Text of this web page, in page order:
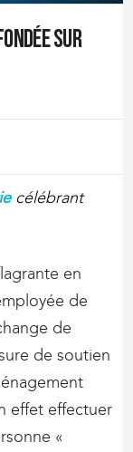
sur
célébrant
en
de
de
de soutien
effet effectuer
«